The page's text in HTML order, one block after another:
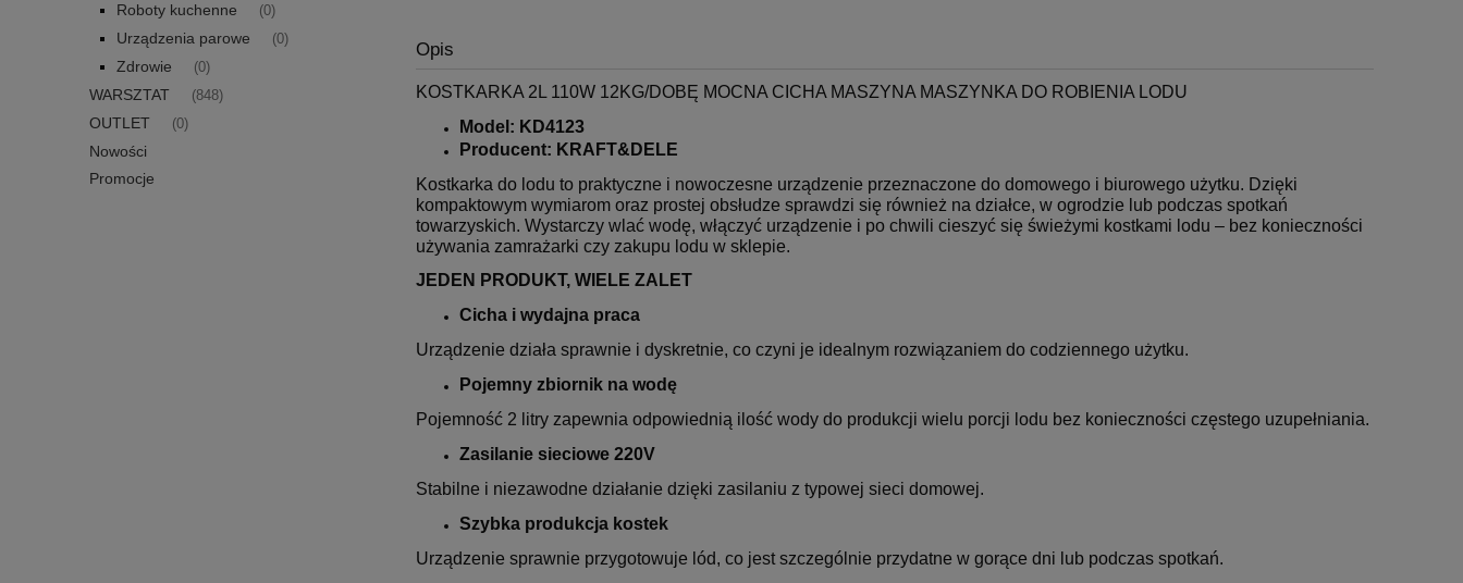
Roboty kuchenne (0)
Urządzenia parowe (0)
Zdrowie (0)
WARSZTAT (848)
OUTLET (0)
Nowości
Promocje
Opis
KOSTKARKA 2L 110W 12KG/DOBĘ MOCNA CICHA MASZYNA MASZYNKA DO ROBIENIA LODU
Model: KD4123
Producent: KRAFT&DELE
Kostkarka do lodu to praktyczne i nowoczesne urządzenie przeznaczone do domowego i biurowego użytku. Dzięki
kompaktowym wymiarom oraz prostej obsłudze sprawdzi się również na działce, w ogrodzie lub podczas spotkań
towarzyskich. Wystarczy wlać wodę, włączyć urządzenie i po chwili cieszyć się świeżymi kostkami lodu – bez konieczności
używania zamrażarki czy zakupu lodu w sklepie.
JEDEN PRODUKT, WIELE ZALET
Cicha i wydajna praca
Urządzenie działa sprawnie i dyskretnie, co czyni je idealnym rozwiązaniem do codziennego użytku.
Pojemny zbiornik na wodę
Pojemność 2 litry zapewnia odpowiednią ilość wody do produkcji wielu porcji lodu bez konieczności częstego uzupełniania.
Zasilanie sieciowe 220V
Stabilne i niezawodne działanie dzięki zasilaniu z typowej sieci domowej.
Szybka produkcja kostek
Urządzenie sprawnie przygotowuje lód, co jest szczególnie przydatne w gorące dni lub podczas spotkań.